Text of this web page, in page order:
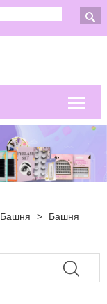

Башня > Башня